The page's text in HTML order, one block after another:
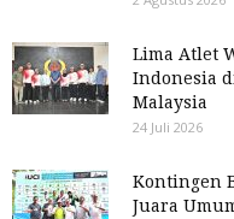
Lima Atlet
Indonesia
Malaysia
24 Juli 2026
Kontingen
Juara